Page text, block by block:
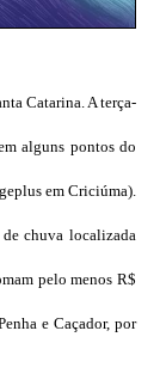
Catarina. A terça-
alguns pontos do
em Criciúma).
chuva localizada
pelo menos R$
e Caçador, por